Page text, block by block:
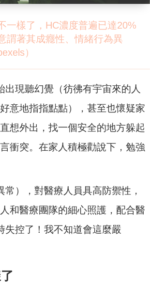
一樣了，HC濃度普遍已達20%
謂著其成癮性、情緒行為異
）
出現聽幻覺（彷彿有宇宙來的人
意地指指點點），甚至也懷疑家
想外出，找一個安全的地方躲起
衝突。在家人積極勸說下，勉強
），對醫療人員具高防禦性，
和醫療團隊的細心照護，配合醫
失控了！我不知道會這麼嚴